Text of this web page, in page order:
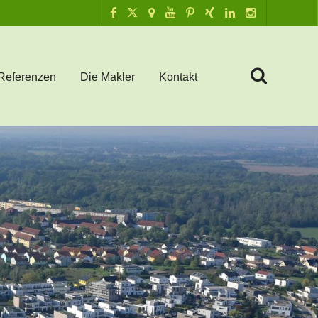
Die Makler Kontakt